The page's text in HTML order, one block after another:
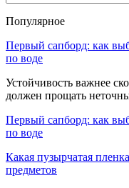
Популярное
Первый сапборд: как
по воде
Устойчивость важнее
должен прощать
Первый сапборд: как
по воде
Какая пузырчатая
предметов